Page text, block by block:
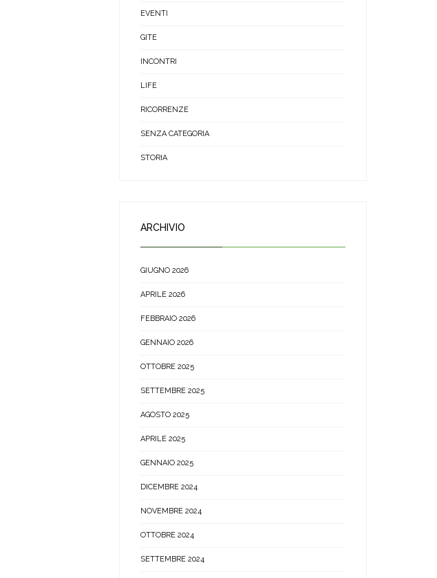
EVENTI
GITE
INCONTRI
LIFE
RICORRENZE
SENZA CATEGORIA
STORIA
ARCHIVIO
GIUGNO 2026
APRILE 2026
FEBBRAIO 2026
GENNAIO 2026
OTTOBRE 2025
SETTEMBRE 2025
AGOSTO 2025
APRILE 2025
GENNAIO 2025
DICEMBRE 2024
NOVEMBRE 2024
OTTOBRE 2024
SETTEMBRE 2024